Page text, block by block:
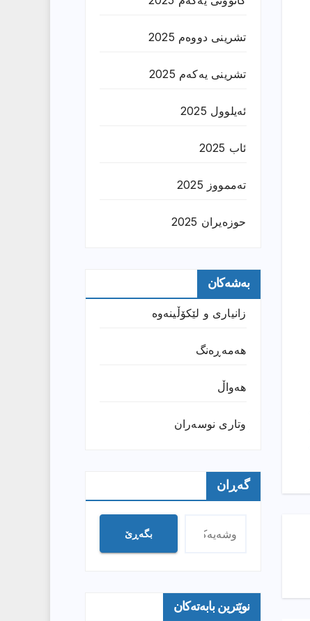
تشرینی دووەم 2025
تشرینی یەکەم 2025
ئەیلوول 2025
ئاب 2025
تەممووز 2025
حوزه‌یران 2025
بەشەکان
زانیارى و لێکۆڵینەوە
هەمەڕەنگ
هەواڵ
وتارى نوسەران
گەڕان
بگەڕێ
نوێترین بابەتەکان